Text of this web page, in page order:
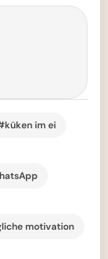
im ei
motivation